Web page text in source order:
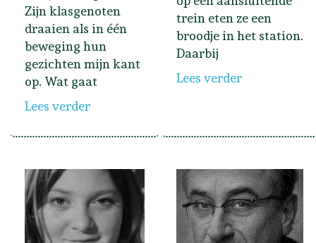
Zijn klasgenoten
draaien als in één
beweging hun
gezichten mijn kant
op. Wat gaat
Lees verder
trein eten ze een
broodje in het station.
Daarbij
Lees verder